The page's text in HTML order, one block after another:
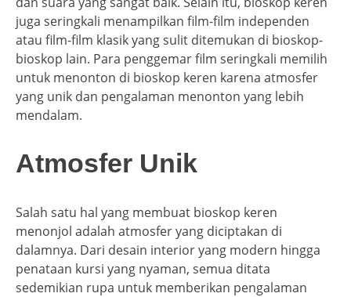
juga seringkali menampilkan film-film independen
atau film-film klasik yang sulit ditemukan di bioskop-
bioskop lain. Para penggemar film seringkali memilih
untuk menonton di bioskop keren karena atmosfer
yang unik dan pengalaman menonton yang lebih
mendalam.
Atmosfer Unik
Salah satu hal yang membuat bioskop keren
menonjol adalah atmosfer yang diciptakan di
dalamnya. Dari desain interior yang modern hingga
penataan kursi yang nyaman, semua ditata
sedemikian rupa untuk memberikan pengalaman